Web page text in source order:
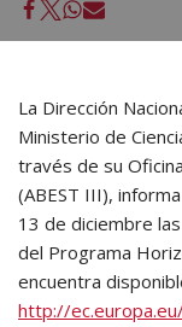
La Dirección
Ministerio de
través de su
(ABEST III),
13 de diciembre
del Programa
encuentra
http://